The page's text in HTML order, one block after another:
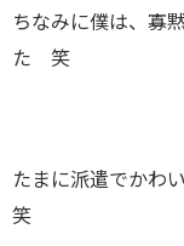
ちなみに僕は、寡
た 笑
たまに派遣でかわ
笑